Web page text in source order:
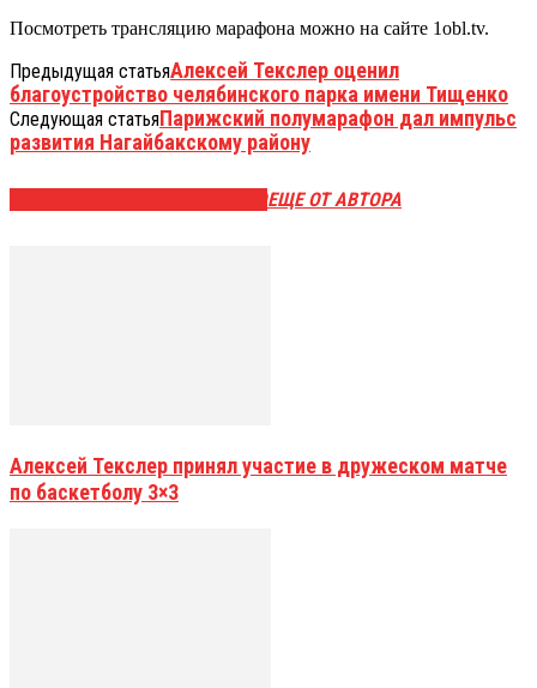
Посмотреть трансляцию марафона можно на сайте 1obl.tv.
Предыдущая статьяАлексей Текслер оценил
благоустройство челябинского парка имени Тищенко
Следующая статьяПарижский полумарафон дал импульс
развития Нагайбакскому району
ЕЩЕ ОТ АВТОРА
Алексей Текслер принял участие в дружеском матче
по баскетболу 3×3